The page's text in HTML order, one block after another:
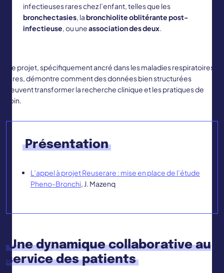
infectieuses rares chez l’enfant, telles que les
bronchectasies, labronchiolite oblitérante post-
infectieuse , ou uneassociation des deux.
Ce projet, spécifiquement ancré dans les maladies respiratoires
rares, démontre comment des données bien structurées
peuvent transformer la recherche clinique et les pratiques de
soin.
Présentation
L’appel à projet Reuserare : mise en place de l’étude
Pheno-Bronchi, J. Mazenq
Une dynamique collaborative au
service des patients